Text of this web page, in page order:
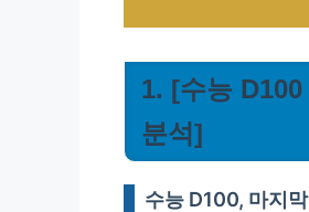
1. [수능
분석]
수능 D100, 마지